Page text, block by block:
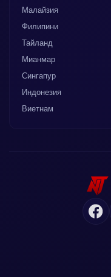
Малайзия
Филипини
Тайланд
Мианмар
Сингапур
Индонезия
Виетнам